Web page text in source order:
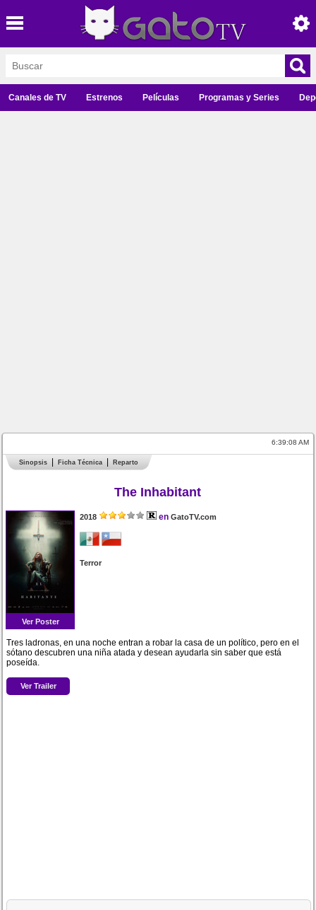
Canales de TV Estrenos Películas Programas y Series
6:39:08 AM
Sinopsis Ficha Técnica Reparto
The Inhabitant
Ver Poster
2018 en GatoTV.com
Terror
Tres ladronas, en una noche entran a robar la casa de un político, pero en el
sótano descubren una niña atada y desean ayudarla sin saber que está
poseída.
Ver Trailer